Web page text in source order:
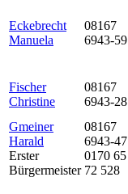
Eckebrecht
Manuela
08167
6943-59
Fischer
Christine
08167
6943-28
Gmeiner
Harald
Erster
Bürgermeister
08167
6943-47
0170 65
72 528